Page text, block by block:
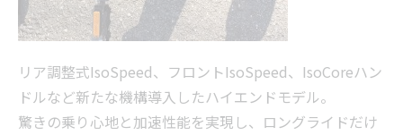
リア調整式IsoSpeed、フロントIsoSpeed、IsoCoreハン
ドルなど新たな機構導入したハイエンドモデル。
驚きの乗り心地と加速性能を実現し、ロングライドだけ